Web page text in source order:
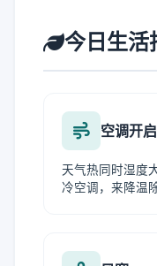
今日生活
空调开启
天气热同时湿度
冷空调，来降温